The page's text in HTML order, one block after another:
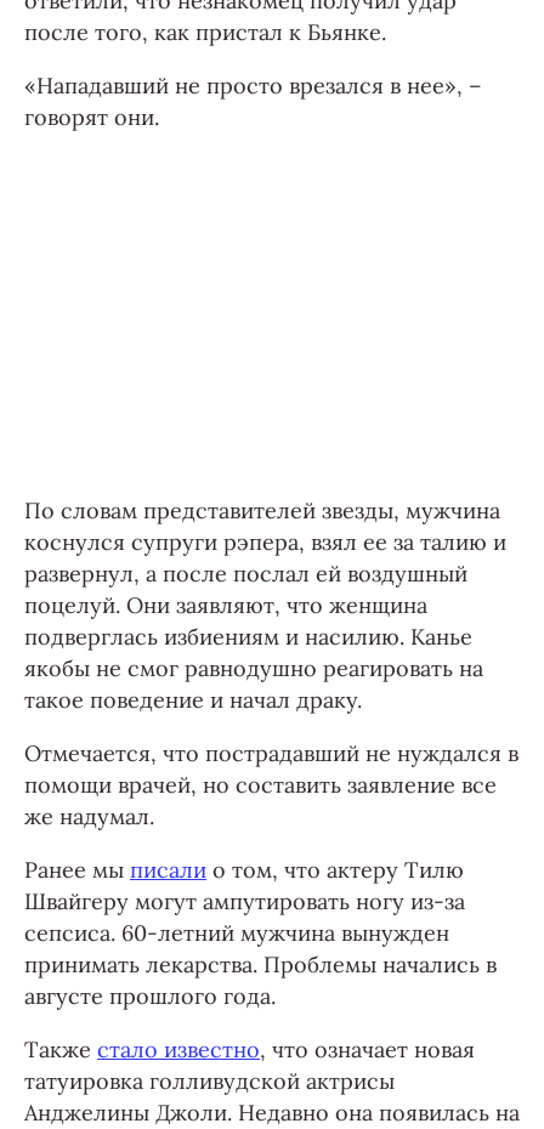
после того, как пристал к Бьянке.
«Нападавший не просто врезался в нее», –
говорят они.
По словам представителей звезды, мужчина
коснулся супруги рэпера, взял ее за талию и
развернул, а после послал ей воздушный
поцелуй. Они заявляют, что женщина
подверглась избиениям и насилию. Канье
якобы не смог равнодушно реагировать на
такое поведение и начал драку.
Отмечается, что пострадавший не нуждался в
помощи врачей, но составить заявление все
же надумал.
Ранее мы писали о том, что актеру Тилю
Швайгеру могут ампутировать ногу из-за
сепсиса. 60-летний мужчина вынужден
принимать лекарства. Проблемы начались в
августе прошлого года.
Также стало известно, что означает новая
татуировка голливудской актрисы
Анджелины Джоли. Недавно она появилась на